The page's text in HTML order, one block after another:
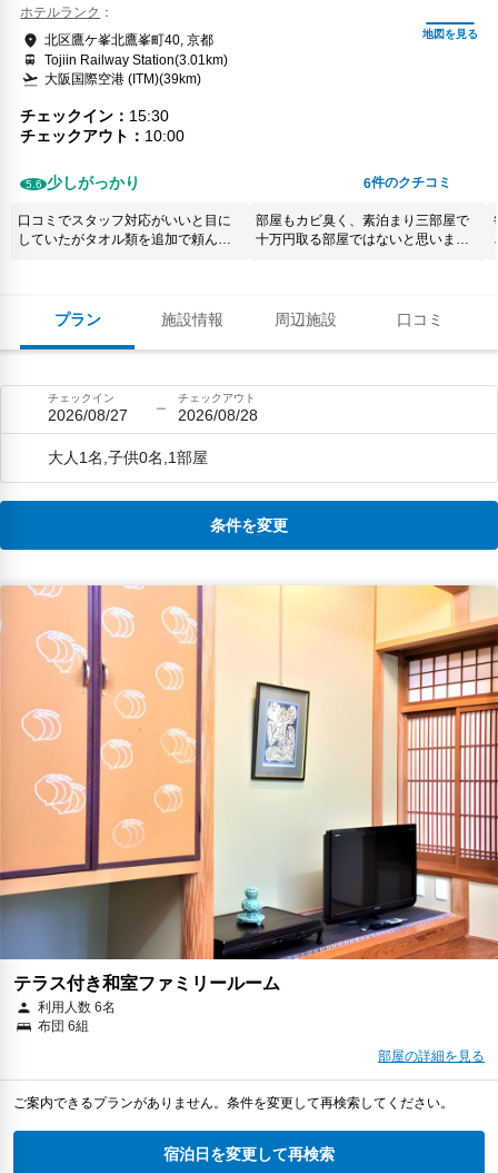
プラン 施設情報 周辺施設 口コミ
ホテルランク
北区鷹ケ峯北鷹峯町40, 京都
Tojiin Railway Station(3.01km)
大阪国際空港 (ITM)(39km)
チェックイン
15:30
チェックアウト
10:00
5.6 少しがっかり 6件のクチコミ
口コミでスタッフ対応がいいと目に
していたがタオル類を追加で頼んだ
たり残念。 しかし食事は旬の食材を
食事のお世話をしてくださったス
かった！お布団をひいてくださった
スタッフの方の対応も良かった！残
し❤️には感謝でした。また泊まりた
部屋もカビ臭く、素泊まり三部屋で
十万円取る部屋ではないと思いま
チェックイン
2026/08/27
チェックアウト
2026/08/28
大人1名,子供0名,1部屋
条件を変更
テラス付き和室ファミリールーム
利用人数 6名
布団 6組
部屋の詳細を見る
ご案内できるプランがありません。条件を変更して再検索してください。
宿泊日を変更して再検索